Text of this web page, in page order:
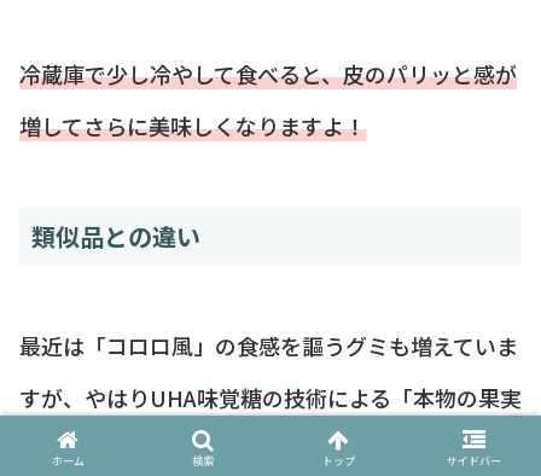
冷蔵庫で少し冷やして食べると、皮のパリッと感が
増してさらに美味しくなりますよ！
類似品との違い
最近は「コロロ風」の食感を謳うグミも増えていま
すが、やはりUHA味覚糖の技術による「本物の果実
のような薄皮感」は唯一無二です。
ホーム 検索 トップ サイドバー